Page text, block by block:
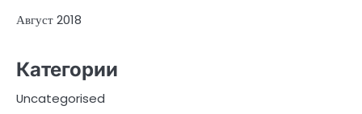
Август 2018
Категории
Uncategorised